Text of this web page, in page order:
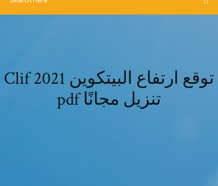
Clif توقع ارتفاع البيتكوين 2021
pdf تنزيل مجانًا